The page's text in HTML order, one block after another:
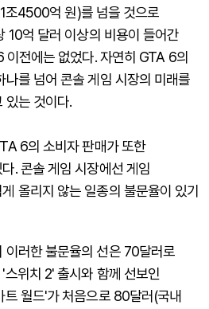
조4500억 원)를 넘을 것으로
10억 달러 이상의 비용이 들어간
전에는 없었다. 자연히 GTA 6의
를 넘어 콘솔 게임 시장의 미래를
있는 것이다.
6의 소비자 판매가 또한
. 콘솔 게임 시장에선 게임
올리지 않는 일종의 불문율이 있기
이러한 불문율의 선은 70달러로
위치 2' 출시와 함께 선보인
월드'가 처음으로 80달러(국내